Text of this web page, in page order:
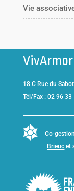
Vie
18 C Rue du
Tél/Fax : 02 96 33
Co-
Brieuc et